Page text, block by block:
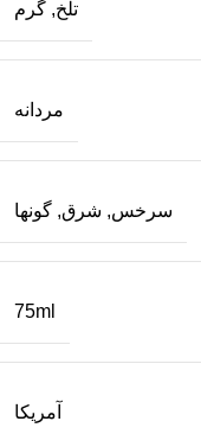
تلخ, گرم
مردانه
سرخس, شرق, گونها
75ml
آمریکا